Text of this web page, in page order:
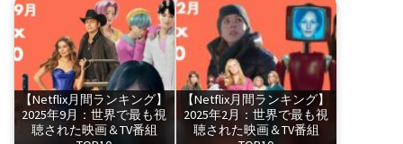
【Netflix月間ランキング】
2025年9月：世界で最も視
聴された映画＆TV番組
【Netflix月間ランキング】
2025年2月：世界で最も視
聴された映画＆TV番組